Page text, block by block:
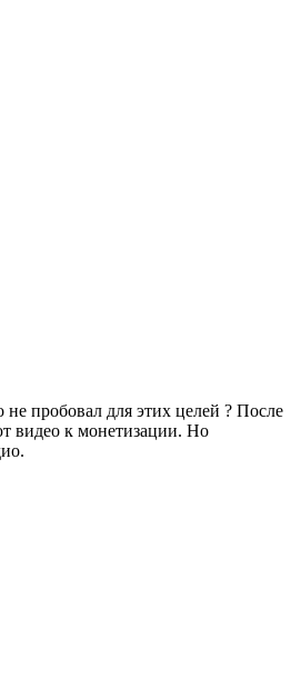
не пробовал для этих целей ? После
видео к монетизации. Но